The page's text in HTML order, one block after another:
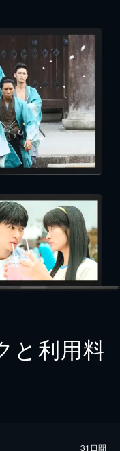
と利用料
31日間